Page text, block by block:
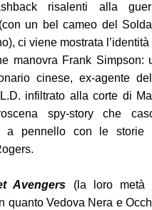
risalenti alla
un bel cameo del
ci viene mostrata l’identità
manovra Frank Simpson:
cinese, ex-agente
infiltrato alla corte di
spy-story che
a pennello con le storie
Avengers (la loro metà
quanto Vedova Nera e